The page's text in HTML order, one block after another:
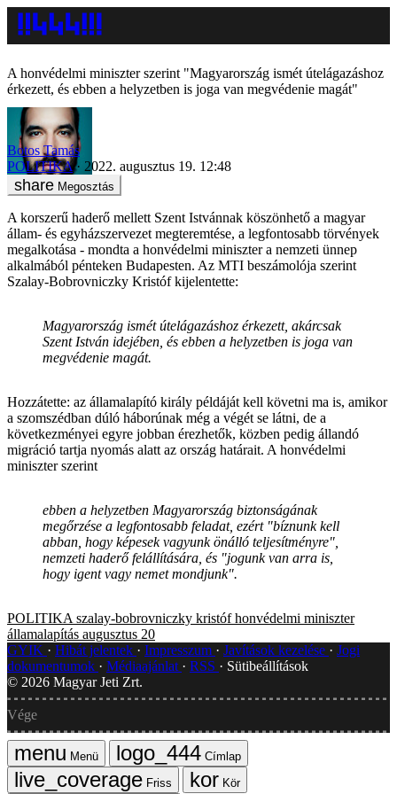
A honvédelmi miniszter szerint "Magyarország ismét útelágazáshoz
érkezett, és ebben a helyzetben is joga van megvédenie magát"
Botos Tamás
POLITIKA
2022. augusztus 19. 12:48
Megosztás
A korszerű haderő mellett Szent Istvánnak köszönhető a magyar
állam- és egyházszervezet megteremtése, a legfontosabb törvények
megalkotása - mondta a honvédelmi miniszter a nemzeti ünnep
alkalmából pénteken Budapesten. Az MTI beszámolója szerint
Szalay-Bobrovniczky Kristóf kijelentette:
Magyarország ismét útelágazáshoz érkezett, akárcsak
Szent István idejében, és ebben a helyzetben is joga van
megvédenie magát.
Hozzátette: az államalapító király példáját kell követni ma is, amikor
a szomszédban dúló háborúnak még a végét se látni, de a
következményei egyre jobban érezhetők, közben pedig állandó
migráció tartja nyomás alatt az ország határait. A honvédelmi
miniszter szerint
ebben a helyzetben Magyarország biztonságának
megőrzése a legfontosabb feladat, ezért "bíznunk kell
abban, hogy képesek vagyunk önálló teljesítményre",
nemzeti haderő felállítására, és "jogunk van arra is,
hogy igent vagy nemet mondjunk".
POLITIKA szalay-bobrovniczky kristóf honvédelmi miniszter
államalapítás augusztus 20
GYIK
Hibát jelentek Impresszum Javítások kezelése
Jogi
dokumentumok
Médiaajánlat RSS
Sütibeállítások
© 2026 Magyar Jeti Zrt.
Vége
Menü
Címlap
Friss
Kör